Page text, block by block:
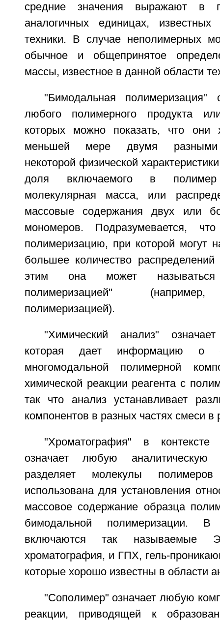
средние значения выражают в
аналогичных единицах,
техники. В случае неполимерных
обычное и общепринятое
массы, известное в данной области
"Бимодальная полимеризация"
любого полимерного продукта
которых можно показать, что они
меньшей мере двумя разными
некоторой физической
доля включаемого в
молекулярная масса, или
массовые содержания двух или
мономеров. Подразумевается,
полимеризацию, при которой могут
большее количество
этим она может называться
полимеризацией" (например,
полимеризацией).
"Химический анализ"
которая дает информацию о
многомодальной полимерной
химической реакции реагента с
так что анализ устанавливает
компонентов в разных частях смеси в
"Хроматография" в контексте
означает любую аналитическую
разделяет молекулы
использована для установления
массовое содержание образца
бимодальной полимеризации. В
включаются так называемые
хроматография, и ГПХ, гель-
которые хорошо известны в области
"Сополимер" означает любую
реакции, приводящей к